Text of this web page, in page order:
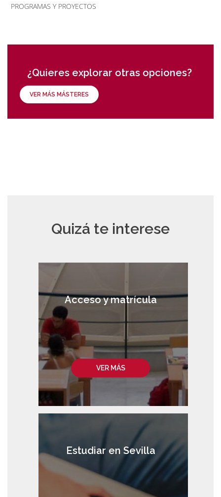
PROGRAMAS Y PROYECTOS
¿Quieres explorar otras opciones?
VER MÁS MÁSTERES
Quizá te interese
VER MÁS
Acceso y matrícula
Estudiar en Sevilla